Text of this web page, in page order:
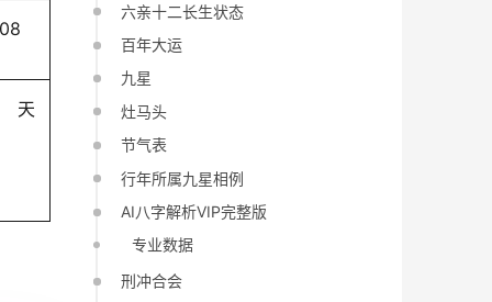
天
六亲十二长生状态
百年大运
九星
灶马头
节气表
行年所属九星相例
AI八字解析VIP完整版
专业数据
刑冲合会